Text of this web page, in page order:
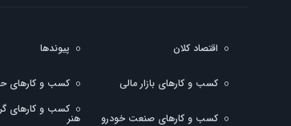
اقتصاد کلان پیوندها
کسب و کارهای بازار مالی کسب و کارهای
کسب و کارهای صنعت خودرو
کسب و کارهای
هنر